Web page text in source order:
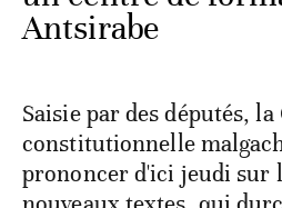
Antsirabe
Saisie par des députés,
constitutionnelle
prononcer d'ici jeudi sur